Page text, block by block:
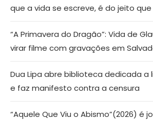
que a vida se escreve, é do jeito que
“A Primavera do Dragão”: Vida de
virar filme com gravações em
Dua Lipa abre biblioteca dedicada a
e faz manifesto contra a censura
“Aquele Que Viu o Abismo”(2026) é